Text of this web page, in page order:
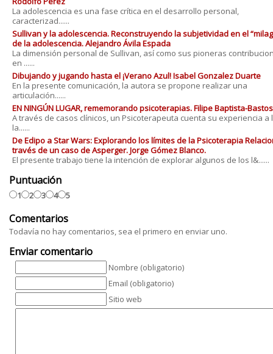
La adolescencia es una fase crítica en el desarrollo personal,
caracterizad......
Sullivan y la adolescencia. Reconstruyendo la subjetividad en el
de la adolescencia. Alejandro Ávila Espada
La dimensión personal de Sullivan, así como sus pioneras
en ......
Dibujando y jugando hasta el ¡Verano Azul! Isabel Gonzalez Duarte
En la presente comunicación, la autora se propone realizar una
articulación......
EN NINGÚN LUGAR, rememorando psicoterapias. Filipe Baptista-Bastos
A través de casos clínicos, un Psicoterapeuta cuenta su experiencia a
la......
De Edipo a Star Wars: Explorando los límites de la Psicoterapia
través de un caso de Asperger. Jorge Gómez Blanco.
El presente trabajo tiene la intención de explorar algunos de los l&......
Puntuación
1 2 3 4 5
Comentarios
Todavía no hay comentarios, sea el primero en enviar uno.
Enviar comentario
Nombre (obligatorio)
Email (obligatorio)
Sitio web